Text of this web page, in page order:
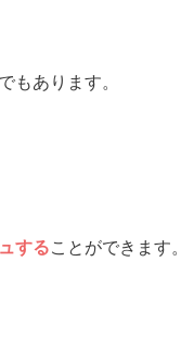
でもあります。
することができます。